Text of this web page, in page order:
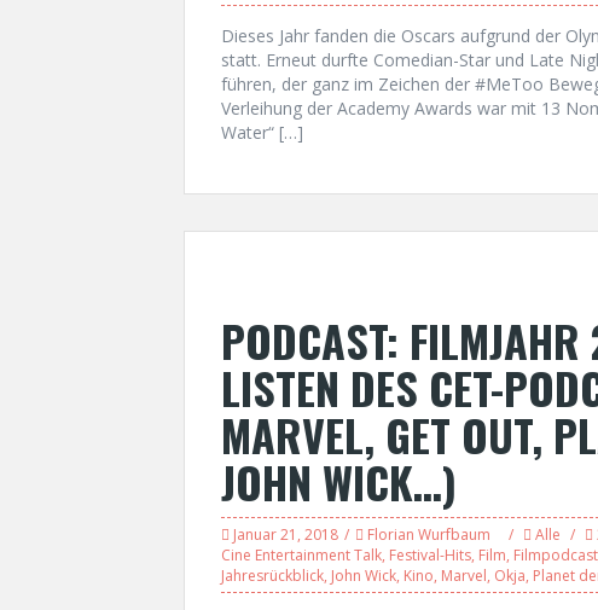
Dieses Jahr fanden die Oscars aufgrund der
statt. Erneut durfte Comedian-Star und Late
führen, der ganz im Zeichen der #MeToo
Verleihung der Academy Awards war mit 13
Water“ […]
PODCAST:
LISTEN DES CET-
MARVEL, GET OUT,
JOHN WICK…)
Januar 21, 2018 Florian Wurfbaum Alle
Cine Entertainment Talk, Festival-Hits, Film, Filmpodcast
Jahresrückblick, John Wick, Kino, Marvel, Okja, Planet